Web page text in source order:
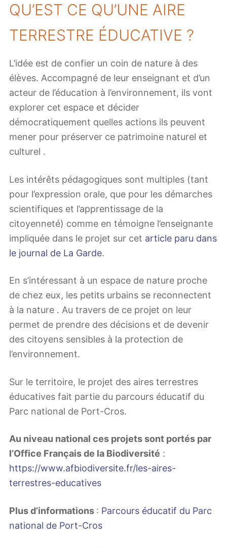
QU’EST CE QU’UNE AIRE
TERRESTRE ÉDUCATIVE ?
L’idée est de confier un coin de nature à des
élèves. Accompagné de leur enseignant et d’un
acteur de l’éducation à l’environnement, ils vont
explorer cet espace et décider
démocratiquement quelles actions ils peuvent
mener pour préserver ce patrimoine naturel et
culturel .
Les intérêts pédagogiques sont multiples (tant
pour l’expression orale, que pour les démarches
scientifiques et l’apprentissage de la
citoyenneté) comme en témoigne l’enseignante
impliquée dans le projet sur cet article paru dans
le journal de La Garde.
En s’intéressant à un espace de nature proche
de chez eux, les petits urbains se reconnectent
à la nature . Au travers de ce projet on leur
permet de prendre des décisions et de devenir
des citoyens sensibles à la protection de
l’environnement.
Sur le territoire, le projet des aires terrestres
éducatives fait partie du parcours éducatif du
Parc national de Port-Cros.
Au niveau national ces projets sont portés par
l’Office Français de la Biodiversité :
https://www.afbiodiversite.fr/les-aires-
terrestres-educatives
Plus d’informations : Parcours éducatif du Parc
national de Port-Cros